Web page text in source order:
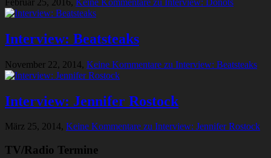
Interview: Beatsteaks
November 22, 2014, Keine Kommentare zu Interview: Beatsteaks
Interview: Jennifer Rostock
März 25, 2014, Keine Kommentare zu Interview: Jennifer Rostock
TV/Radio Termine